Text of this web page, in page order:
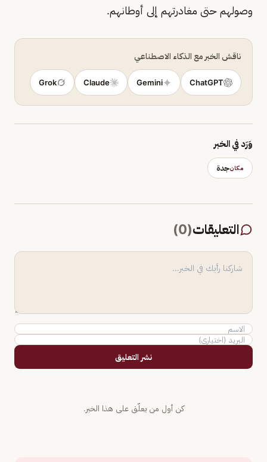
وصولهم حتى مغادرتهم إلى أوطانهم.​
ناقش الخبر مع الذكاء الاصطناعي
ChatGPT
Gemini
Claude
Grok
وَرَد في الخبر
مكانجدة
التعليقات(
0
)
نشر التعليق
كن أول من يعلّق على هذا الخبر.